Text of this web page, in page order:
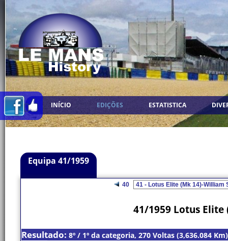
INÍCIO EDIÇÕES ESTATISTICA
Equipa 41/1959
40
41/1959 Lotus
Resultado: 8º / 1º da categoria, 270 Voltas (3,636.084